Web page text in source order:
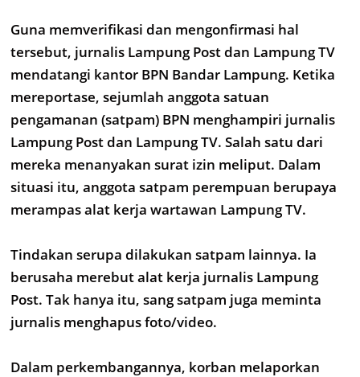
Guna memverifikasi dan mengonfirmasi hal
tersebut, jurnalis Lampung Post dan Lampung TV
mendatangi kantor BPN Bandar Lampung. Ketika
mereportase, sejumlah anggota satuan
pengamanan (satpam) BPN menghampiri jurnalis
Lampung Post dan Lampung TV. Salah satu dari
mereka menanyakan surat izin meliput. Dalam
situasi itu, anggota satpam perempuan berupaya
merampas alat kerja wartawan Lampung TV.
Tindakan serupa dilakukan satpam lainnya. Ia
berusaha merebut alat kerja jurnalis Lampung
Post. Tak hanya itu, sang satpam juga meminta
jurnalis menghapus foto/video.
Dalam perkembangannya, korban melaporkan